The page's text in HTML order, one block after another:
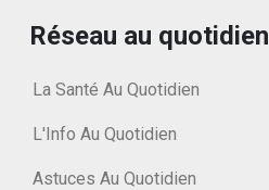
Réseau au quotidien
La Santé Au Quotidien
L'Info Au Quotidien
Astuces Au Quotidien